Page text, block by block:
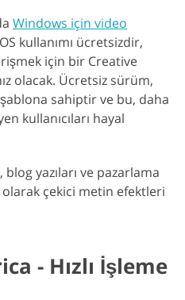
Windows için video
kullanımı ücretsizdir,
için bir Creative
olacak. Ücretsiz sürüm,
sahiptir ve bu, daha
kullanıcıları hayal
blog yazıları ve pazarlama
olarak çekici metin efektleri
- Hızlı İşleme